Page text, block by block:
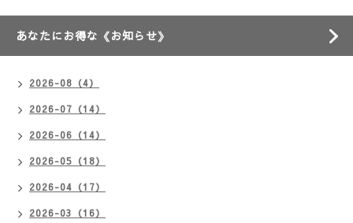
あなたにお得な《お知らせ》
2026-08（4）
2026-07（14）
2026-06（14）
2026-05（18）
2026-04（17）
2026-03（16）